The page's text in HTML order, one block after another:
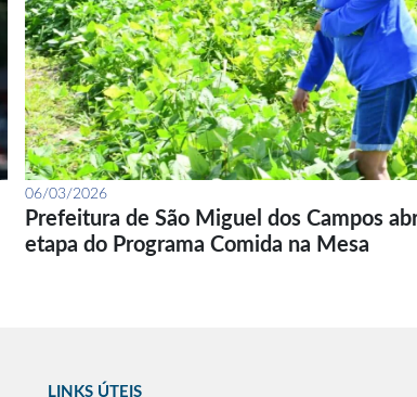
06/03/2026
Prefeitura de São Miguel dos Campos
etapa do Programa Comida na Mesa
LINKS ÚTEIS